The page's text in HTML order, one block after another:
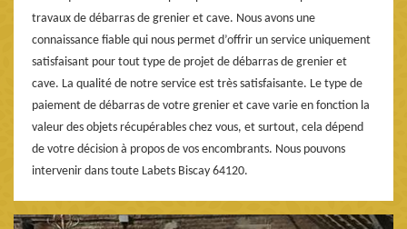
travaux de débarras de grenier et cave. Nous avons une
connaissance fiable qui nous permet d’offrir un service uniquement
satisfaisant pour tout type de projet de débarras de grenier et
cave. La qualité de notre service est très satisfaisante. Le type de
paiement de débarras de votre grenier et cave varie en fonction la
valeur des objets récupérables chez vous, et surtout, cela dépend
de votre décision à propos de vos encombrants. Nous pouvons
intervenir dans toute Labets Biscay 64120.